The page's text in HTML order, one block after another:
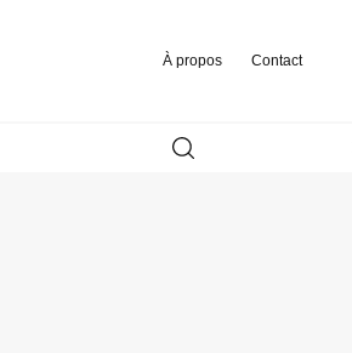
À propos Contact